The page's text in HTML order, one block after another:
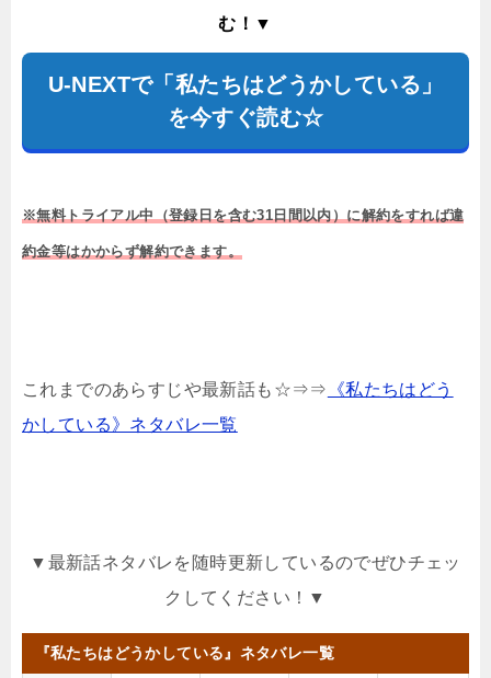
む！▼
U-NEXTで「私たちはどうかしている」
を今すぐ読む☆
※無料トライアル中（登録日を含む31日間以内）に解約をすれば違
約金等はかからず解約できます。
これまでのあらすじや最新話も☆⇒⇒
《私たちはどう
かしている》ネタバレ一覧
▼最新話ネタバレを随時更新しているのでぜひチェッ
クしてください！▼
『私たちはどうかしている』ネタバレ一覧